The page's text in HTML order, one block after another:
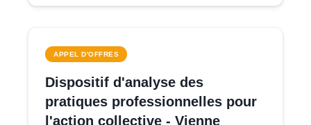
APPEL D'OFFRES
Dispositif d'analyse des
pratiques professionnelles pour
l'action collective - Vienne